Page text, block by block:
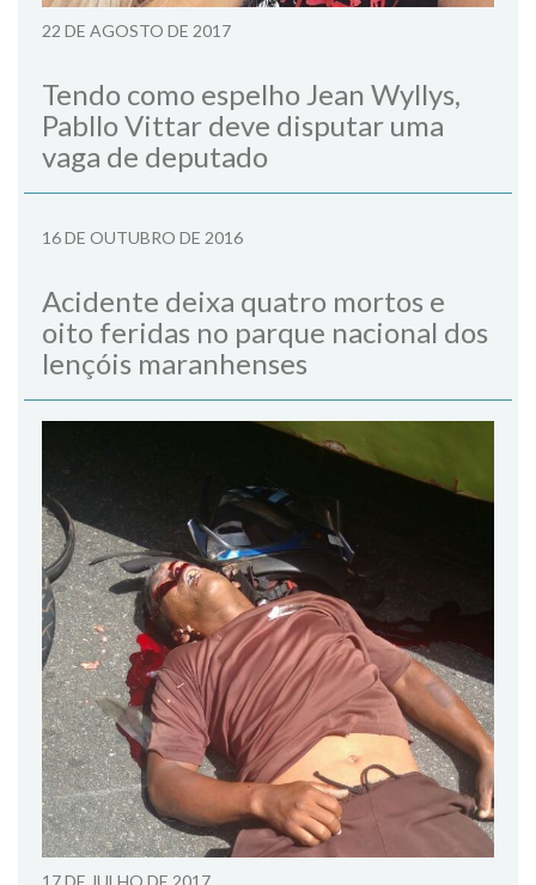
22 DE AGOSTO DE 2017
Tendo como espelho Jean Wyllys,
Pabllo Vittar deve disputar uma
vaga de deputado
16 DE OUTUBRO DE 2016
Acidente deixa quatro mortos e
oito feridas no parque nacional dos
lençóis maranhenses
17 DE JULHO DE 2017